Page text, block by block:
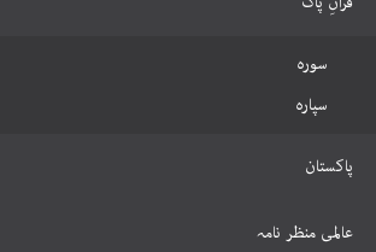
سورہ
سپارہ
پاکستان
عالمی منظر نامہ